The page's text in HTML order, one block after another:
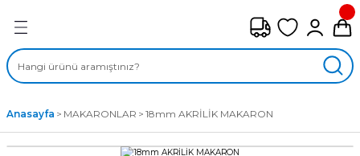
ÇEŞİTLERİ
Anasayfa MAKARONLAR 18mm AKRİLİK MAKARON